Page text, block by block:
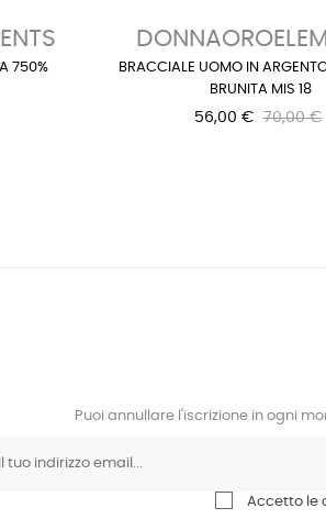
750%
BRACCIALE UOMO IN
BRUNITA MIS 18
56,00 € 70,00 €
Puoi annullare l'iscrizione in ogni
Accetto le